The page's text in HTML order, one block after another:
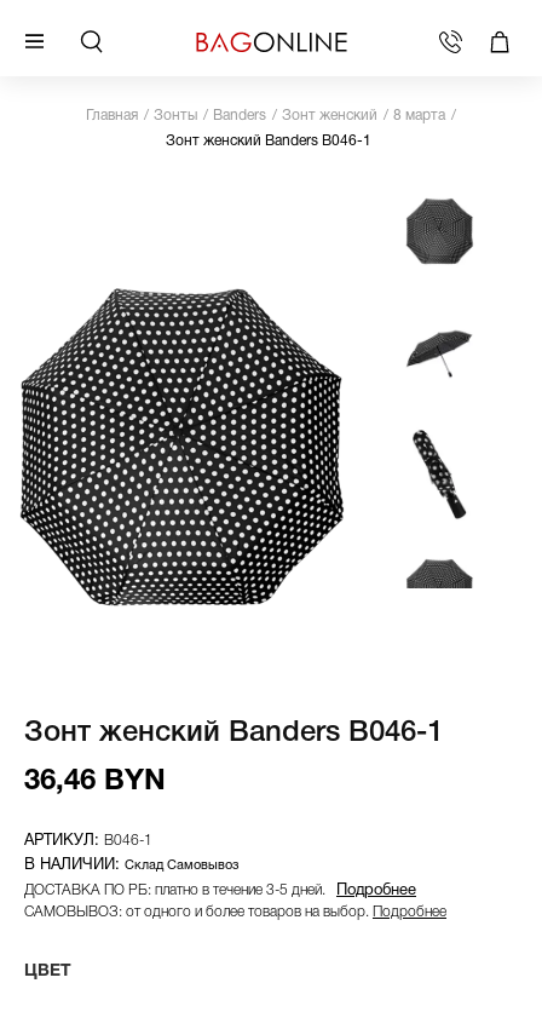
Главная Зонты Banders Зонт женский
8 марта
Зонт женский Banders B046-1
Зонт женский Banders B046-1
36,46 BYN
B046-1
Склад Самовывоз
ДОСТАВКА ПО РБ: платно в течение 3-5 дней. Подробнее
САМОВЫВОЗ: от одного и более товаров на выбор. Подробнее
ЦВЕТ